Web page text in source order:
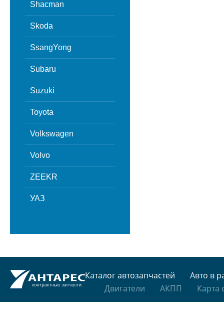
Shacman
Skoda
SsangYong
Subaru
Suzuki
Toyota
Volkswagen
Volvo
ZEEKR
УАЗ
Каталог автозапчастей
Авто в
Двигатели
АКПП Карта